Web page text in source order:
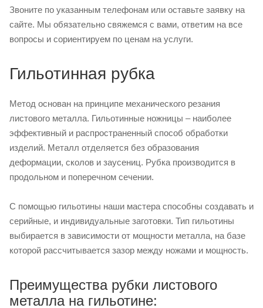
Звоните по указанным телефонам или оставьте заявку на
сайте. Мы обязательно свяжемся с вами, ответим на все
вопросы и сориентируем по ценам на услуги.
Гильотинная рубка
Метод основан на принципе механического резания
листового металла. Гильотинные ножницы – наиболее
эффективный и распространенный способ обработки
изделий. Металл отделяется без образования
деформации, сколов и заусениц. Рубка производится в
продольном и поперечном сечении.
С помощью гильотины наши мастера способны создавать и
серийные, и индивидуальные заготовки. Тип гильотины
выбирается в зависимости от мощности металла, на базе
которой рассчитывается зазор между ножами и мощность.
Преимущества рубки листового
металла на гильотине: